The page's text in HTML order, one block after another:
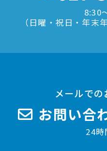
8:30
（日曜・祝日・年末
メールで
お問い合
24時